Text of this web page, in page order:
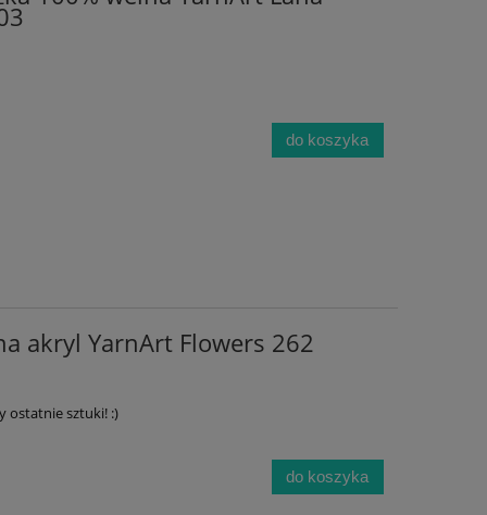
do koszyka
akryl YarnArt Flowers 262
ostatnie sztuki! :)
do koszyka